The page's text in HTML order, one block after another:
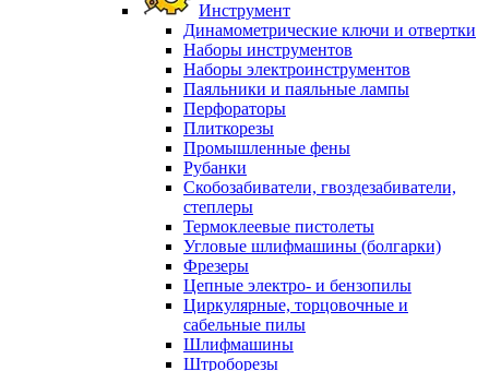
Инструмент
Динамометрические ключи и отвертки
Наборы инструментов
Наборы электроинструментов
Паяльники и паяльные лампы
Перфораторы
Плиткорезы
Промышленные фены
Рубанки
Скобозабиватели, гвоздезабиватели,
степлеры
Термоклеевые пистолеты
Угловые шлифмашины (болгарки)
Фрезеры
Цепные электро- и бензопилы
Циркулярные, торцовочные и
сабельные пилы
Шлифмашины
Штроборезы